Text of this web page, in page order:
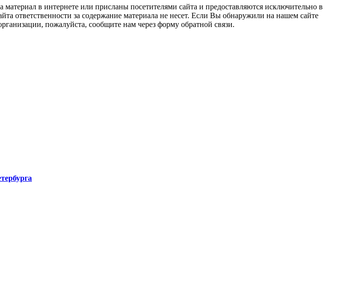
в интернете или присланы посетителями сайта и предоставляются исключительно в
ответственности за содержание материала не несет. Если Вы обнаружили на нашем сайте
пожалуйста, сообщите нам через форму обратной связи.